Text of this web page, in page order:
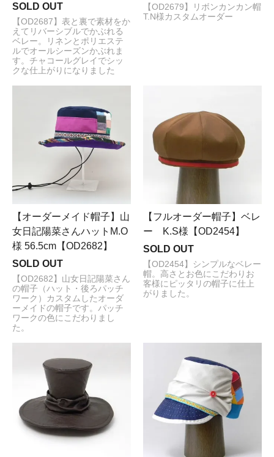
SOLD OUT
【OD2687】表と裏で素材をか
えてリバーシブルでかぶれる
ベレー。リネンとポリエステ
ルでオールシーズンかぶれま
す。チャコールグレイでシッ
クな仕上がりになりました
【OD2679】リボンカンカン帽
T.N様カスタムオーダー
【オーダーメイド帽子】山
女日記陽菜さんハットM.O
様 56.5cm【OD2682】
SOLD OUT
【OD2682】山女日記陽菜さん
の帽子（ハット・後ろパッチ
ワーク）カスタムしたオーダ
ーメイドの帽子です。パッチ
ワークの色にこだわりまし
た。
【フルオーダー帽子】ベレ
ー K.S様【OD2454】
SOLD OUT
【OD2454】シンプルなベレー
帽。高さとお色にこだわりお
客様にピッタリの帽子に仕上
がりました。